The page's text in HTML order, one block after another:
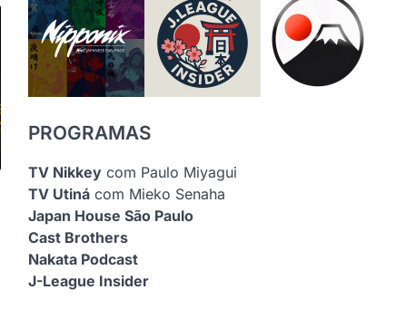
PROGRAMAS
TV Nikkey com Paulo Miyagui
TV Utiná com Mieko Senaha
Japan House São Paulo
Cast Brothers
Nakata Podcast
J-League Insider